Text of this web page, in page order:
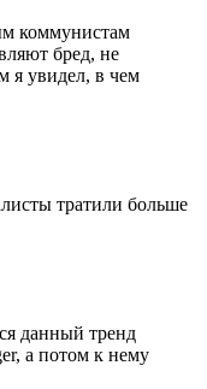
коммунистам
бред, не
я увидел, в чем
тратили больше
данный тренд
а потом к нему